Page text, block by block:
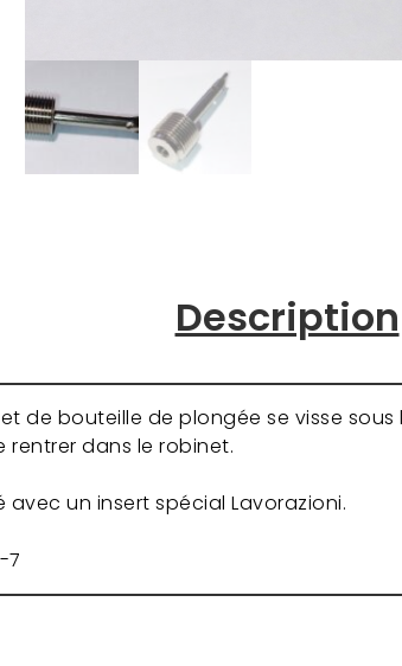
Description
de bouteille de plongée se visse
dans le robinet.
un insert spécial Lavorazioni.
7